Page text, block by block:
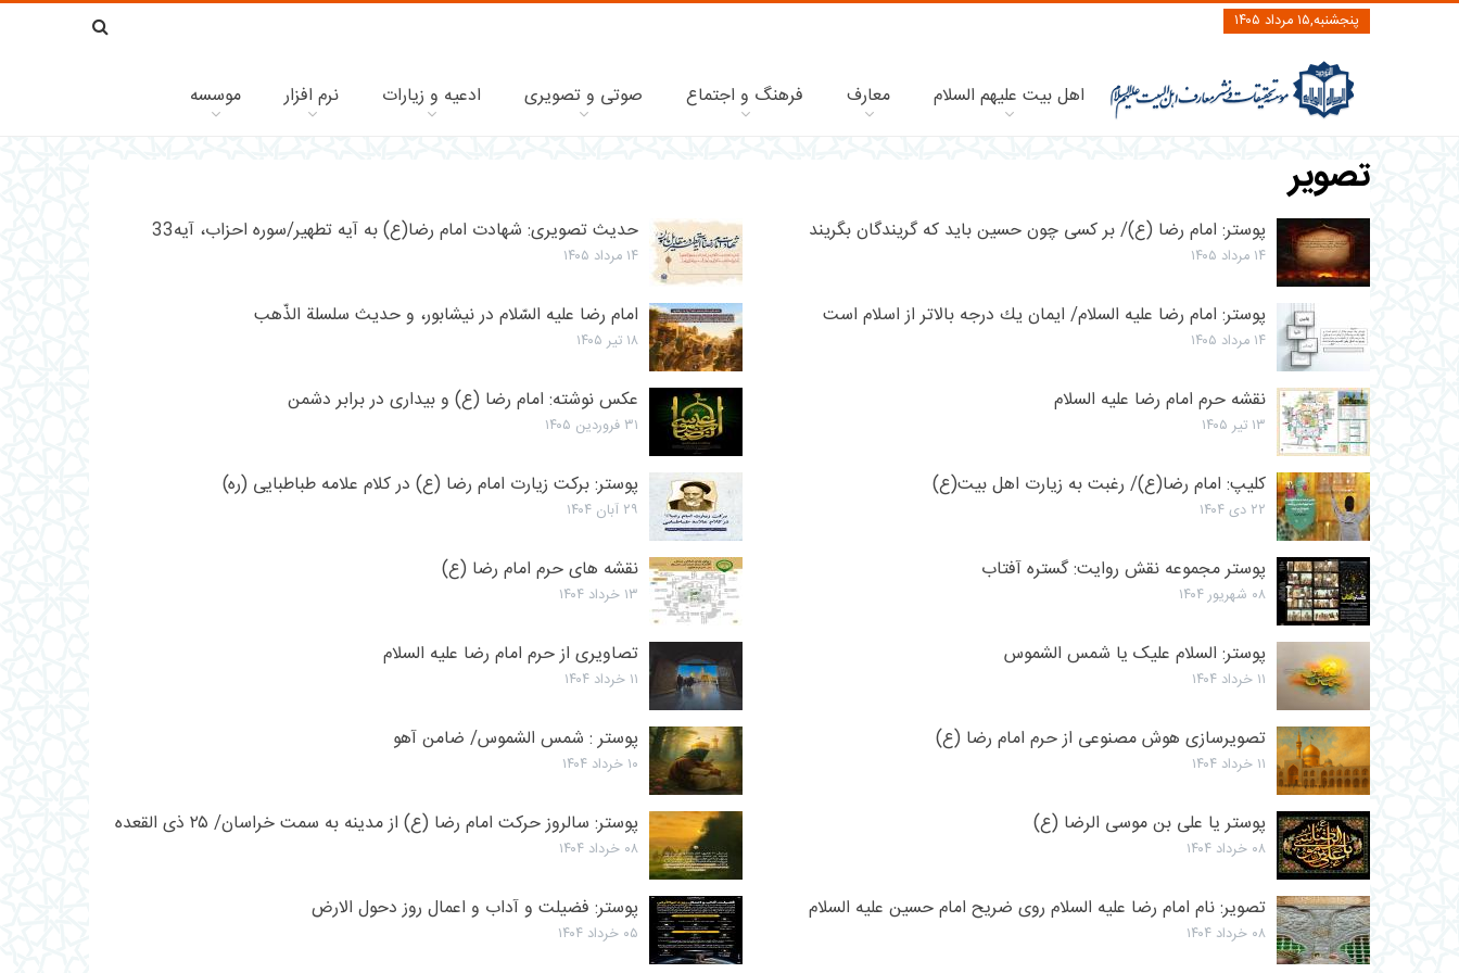
پنجشنبه,۱۵ مرداد ۱۴۰۵
اهل بیت علیهم السلام معارف فرهنگ و اجتماع صوتی و تصویری ادعیه و زیارات نرم افزار موسسه
تصویر
پوستر: امام رضا (ع)/ بر كسى چون حسين بايد كه گريندگان بگريند
۱۴ مرداد ۱۴۰۵
حدیث تصویری: شهادت امام رضا(ع) به آیه تطهیر/سوره احزاب، آیه33
۱۴ مرداد ۱۴۰۵
پوستر: امام رضا علیه السلام/ ايمان يك درجه بالاتر از اسلام است
۱۴ مرداد ۱۴۰۵
امام رضا عليه السّلام در نيشابور، و حديث سلسلة الذّهب
۱۸ تیر ۱۴۰۵
نقشه حرم امام رضا علیه السلام
۱۳ تیر ۱۴۰۵
عکس نوشته: امام رضا (ع) و بیداری در برابر دشمن
۳۱ فروردین ۱۴۰۵
کلیپ: امام رضا(ع)/ رغبت به زیارت اهل بیت(ع)
۲۲ دی ۱۴۰۴
پوستر: برکت زیارت امام رضا (ع) در کلام علامه طباطبایی (ره)
۲۹ آبان ۱۴۰۴
پوستر مجموعه نقش روایت: گستره آفتاب
۰۸ شهریور ۱۴۰۴
نقشه های حرم امام رضا (ع)
۱۳ خرداد ۱۴۰۴
پوستر: السلام علیک یا شمس الشموس
۱۱ خرداد ۱۴۰۴
تصاویری از حرم امام رضا علیه السلام
۱۱ خرداد ۱۴۰۴
تصویرسازی هوش مصنوعی از حرم امام رضا (ع)
۱۱ خرداد ۱۴۰۴
پوستر : شمس الشموس/ ضامن آهو
۱۰ خرداد ۱۴۰۴
پوستر یا علی بن موسی الرضا (ع)
۰۸ خرداد ۱۴۰۴
پوستر: سالروز حرکت امام رضا (ع) از مدینه به سمت خراسان/ ۲۵ ذی القعده
۰۸ خرداد ۱۴۰۴
تصویر: نام امام رضا علیه السلام روی ضریح امام حسین علیه السلام
۰۸ خرداد ۱۴۰۴
پوستر: فضیلت و آداب و اعمال روز دحول الارض
۰۵ خرداد ۱۴۰۴